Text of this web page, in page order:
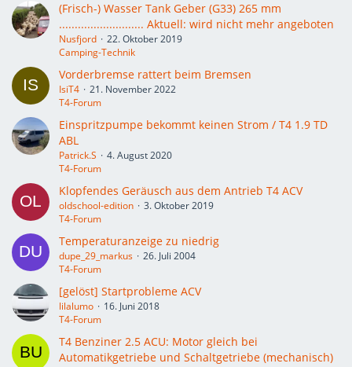
(Frisch-) Wasser Tank Geber (G33) 265 mm
........................... Aktuell: wird nicht mehr angeboten
Nusfjord
22. Oktober 2019
Camping-Technik
Vorderbremse rattert beim Bremsen
IsiT4
21. November 2022
T4-Forum
Einspritzpumpe bekommt keinen Strom / T4 1.9 TD
ABL
Patrick.S
4. August 2020
T4-Forum
Klopfendes Geräusch aus dem Antrieb T4 ACV
oldschool-edition
3. Oktober 2019
T4-Forum
Temperaturanzeige zu niedrig
dupe_29_markus
26. Juli 2004
T4-Forum
[gelöst] Startprobleme ACV
lilalumo
16. Juni 2018
T4-Forum
T4 Benziner 2.5 ACU: Motor gleich bei
Automatikgetriebe und Schaltgetriebe (mechanisch)